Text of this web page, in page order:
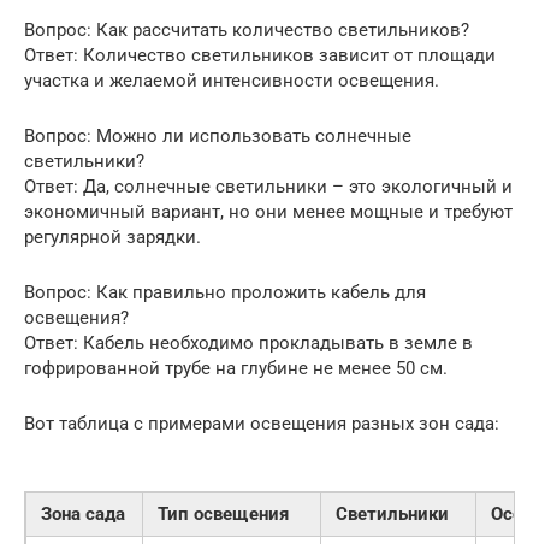
Вопрос: Как рассчитать количество светильников?
Ответ: Количество светильников зависит от площади
участка и желаемой интенсивности освещения.
Вопрос: Можно ли использовать солнечные
светильники?
Ответ: Да, солнечные светильники – это экологичный и
экономичный вариант, но они менее мощные и требуют
регулярной зарядки.
Вопрос: Как правильно проложить кабель для
освещения?
Ответ: Кабель необходимо прокладывать в земле в
гофрированной трубе на глубине не менее 50 см.
Вот таблица с примерами освещения разных зон сада:
Зона сада Тип освещения Светильники